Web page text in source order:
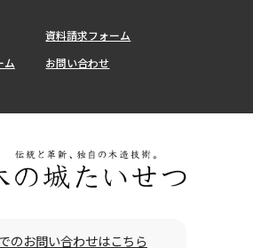
資料請求フォーム
ム
お問い合わせ
のお問い合わせはこちら